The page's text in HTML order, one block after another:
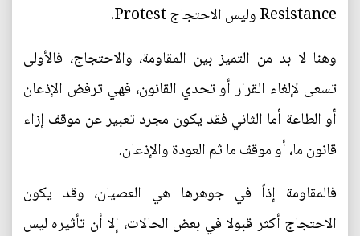
Resistance وليس الاحتجاج Protest.
وهنا لا بد من التميز بين المقاومة، والاحتجاج، فالأولى
تسعى لإلغاء القرار أو تحدي القانون، فهي ترفض الإذعان
أو الطاعة أما الثاني فقد يكون مجرد تعبير عن موقف إزاء
قانون ما، أو موقف ما ثم العودة والإذعان.
فالمقاومة إذاً في جوهرها هي العصيان، وقد يكون
الاحتجاج أكثر قبولا في بعض الحالات، إلا أن تأثيره ليس